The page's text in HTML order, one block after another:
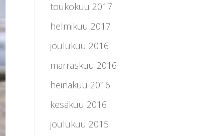
toukokuu 2017
helmikuu 2017
joulukuu 2016
marraskuu 2016
heinäkuu 2016
kesäkuu 2016
joulukuu 2015